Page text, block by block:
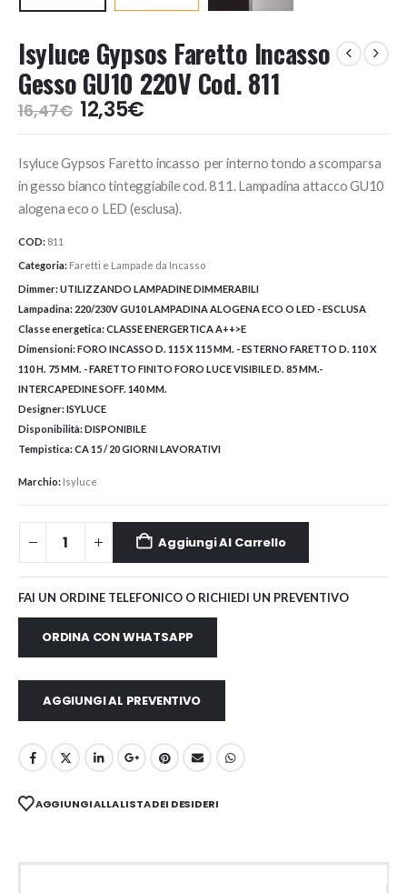
Isyluce Gypsos Faretto Incasso
Gesso GU10 220V Cod. 811
16,47€ Il
prezzo
era:
16,47€.
12,35€Il
prezzo
è:
12,35€.
Isyluce Gypsos Faretto incasso per interno tondo a scomparsa
in gesso bianco tinteggiabile cod. 811. Lampadina attacco GU10
alogena eco o LED (esclusa).
COD: 811
Categoria: Faretti e Lampade da Incasso
Dimmer:UTILIZZANDO LAMPADINE DIMMERABILI
Lampadina: 220/230V GU10 LAMPADINA ALOGENA ECO O LED - ESCLUSA
Classe energetica:CLASSE ENERGERTICA A++>E
Dimensioni:FORO INCASSO D. 115 X 115 MM. - ESTERNO FARETTO D. 110 X
110 H. 75 MM. - FARETTO FINITO FORO LUCE VISIBILE D. 85 MM.-
INTERCAPEDINE SOFF. 140 MM.
Designer:ISYLUCE
Disponibilità:DISPONIBILE
Tempistica:CA 15 / 20 GIORNI LAVORATIVI
Marchio: Isyluce
Aggiungi Al Carrello
FAI UN ORDINE TELEFONICO O RICHIEDI UN PREVENTIVO
ORDINA CON WHATSAPP
AGGIUNGI AL PREVENTIVO
AGGIUNGI ALLA LISTA DEI DESIDERI